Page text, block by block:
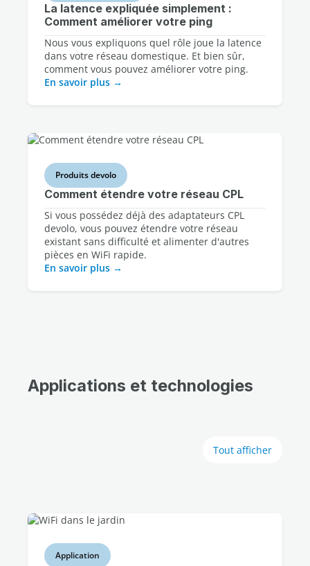
La latence expliquée simplement :
Comment améliorer votre ping
Nous vous expliquons quel rôle joue la latence
dans votre réseau domestique. Et bien sûr,
comment vous pouvez améliorer votre ping.
En savoir plus
Produits devolo
Comment étendre votre réseau CPL
Si vous possédez déjà des adaptateurs CPL
devolo, vous pouvez étendre votre réseau
existant sans difficulté et alimenter d'autres
pièces en WiFi rapide.
En savoir plus
Applications et technologies
Tout afficher
Application